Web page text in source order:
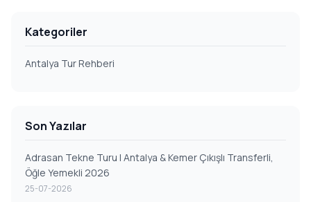
Kategoriler
Antalya Tur Rehberi
Son Yazılar
Adrasan Tekne Turu | Antalya & Kemer Çıkışlı Transferli,
Öğle Yemekli 2026
25-07-2026